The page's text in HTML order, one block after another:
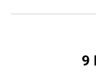
9